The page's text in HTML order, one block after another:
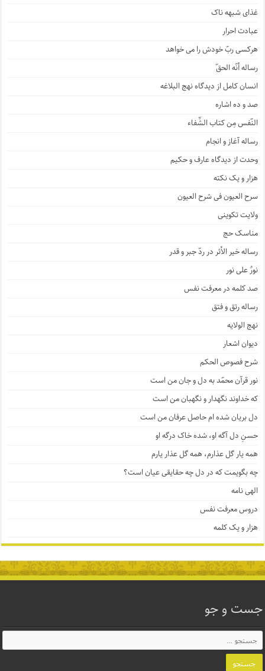
غذای شبهه ناک
عبادت احرار
هرکسی ربّ خودش را می خواهد
رساله أنّه الحقّ
انسان کامل از دیدگاه نهج البلاغه
صد و ده اشاره
النّفس مِن کتاب الشِّفاء
رساله آغاز و انجام
وحدت از دیدگاه عارف و حکیم
هزار و یک نکته
سرح العیون فی شرح العیون
ولایت تکوینی
مناسک حج
رساله خیر الأثر در ردّ جبر و قدر
نورٌ علی نور
صد کلمه در معرفت نفس
رساله رتق و فتق
نهج الولایه
دیوان اشعار
شرح فصوص الحکم
نور قرآن محمّد به دل و جان من است
که خداوند نگهدار و نگهبان من است
دل بریان شده ام حاصل عرفان من است
حسنِ دل آگه او، شده خاک درگه او
همه یار گل عذارم، همه گل عذار یارم
چه بگویمت که در دل چه حقایقی عیان است؟
الهی نامه
دروس معرفت نفس
هزار و یک کلمه
جست و جو